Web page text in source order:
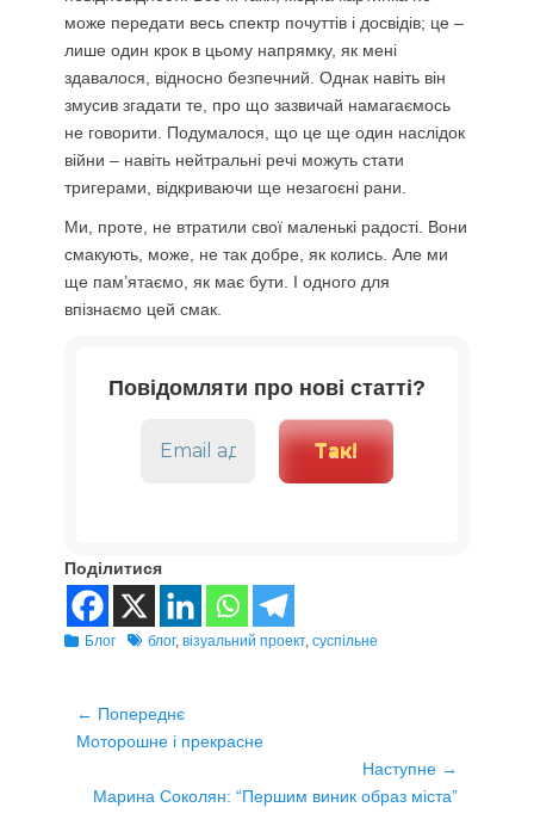
може передати весь спектр почуттів і досвідів; це –
лише один крок в цьому напрямку, як мені
здавалося, відносно безпечний. Однак навіть він
змусив згадати те, про що зазвичай намагаємось
не говорити. Подумалося, що це ще один наслідок
війни – навіть нейтральні речі можуть стати
тригерами, відкриваючи ще незагоєні рани.
Ми, проте, не втратили свої маленькі радості. Вони
смакують, може, не так добре, як колись. Але ми
ще пам’ятаємо, як має бути. І одного для
впізнаємо цей смак.
Повідомляти про нові статті?
Поділитися
Розділи
Блог Теґиблог, візуальний проект, суспільне
Навігація
записів
← Попереднє
Попередній
Моторошне і прекрасне
Наступне →
Наступний
Марина Соколян: “Першим виник образ міста”